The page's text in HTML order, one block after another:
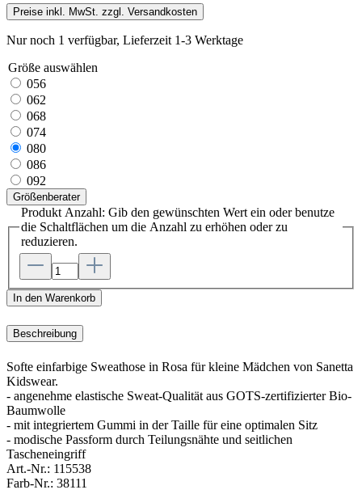
Preise inkl. MwSt. zzgl. Versandkosten
Nur noch 1 verfügbar, Lieferzeit 1-3 Werktage
Größe auswählen
056
062
068
074
080
086
092
Größenberater
Produkt Anzahl: Gib den gewünschten Wert ein oder benutze
die Schaltflächen um die Anzahl zu erhöhen oder zu
reduzieren.
In den Warenkorb
Beschreibung
Softe einfarbige Sweathose in Rosa für kleine Mädchen von Sanetta
Kidswear.
- angenehme elastische Sweat-Qualität aus GOTS-zertifizierter Bio-
Baumwolle
- mit integriertem Gummi in der Taille für eine optimalen Sitz
- modische Passform durch Teilungsnähte und seitlichen
Tascheneingriff
Art.-Nr.: 115538
Farb-Nr.: 38111